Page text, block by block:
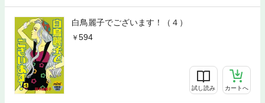
白鳥麗子でございます！（４）
594
試し読み カートへ